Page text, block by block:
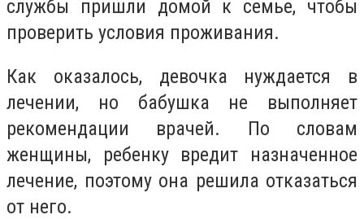
службы пришли домой к семье, чтобы
проверить условия проживания.
Как оказалось, девочка нуждается в
лечении, но бабушка не выполняет
рекомендации врачей. По словам
женщины, ребенку вредит назначенное
лечение, поэтому она решила отказаться
от него.